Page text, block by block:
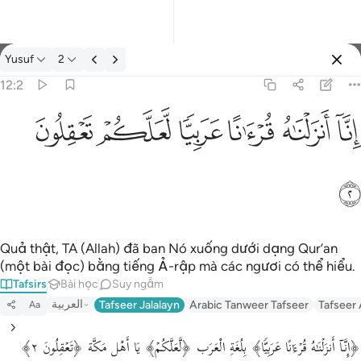
Tafsir: Yusuf 12:2
Yusuf 2
12:2
انا انزلناه قرانا عربيا لعلكم تعقلون ٢
إِنَّآ أَنزَلْنَـٰهُ قُرْءَٰنًا عَرَبِيًّۭا لَّعَلَّكُمْ تَعْقِلُونَ ٢
ﲙﲚﲛﲜﲝﲞ
ﲟ
Quả thật, TA (Allah) đã ban Nó xuống dưới dạng Qur’an
(một bài đọc) bằng tiếng Ả-rập mà các ngươi có thể hiểu.
Tafsirs Bài học Suy ngẫm
Aa العربية Tafseer Jalalayn Arabic Tanweer Tafseer Tafseer
﴿إِنَّاۤ أَنزَلۡنَـٰهُ قُرۡءَ ٰ⁠ نًا عَرَبِیࣰّا﴾ بِلُغَةِ الْعَرَب ﴿لَّعَلَّكُمۡ﴾ يَا أَهْل مَكَّة ﴿تَعۡقِلُونَ ٢﴾